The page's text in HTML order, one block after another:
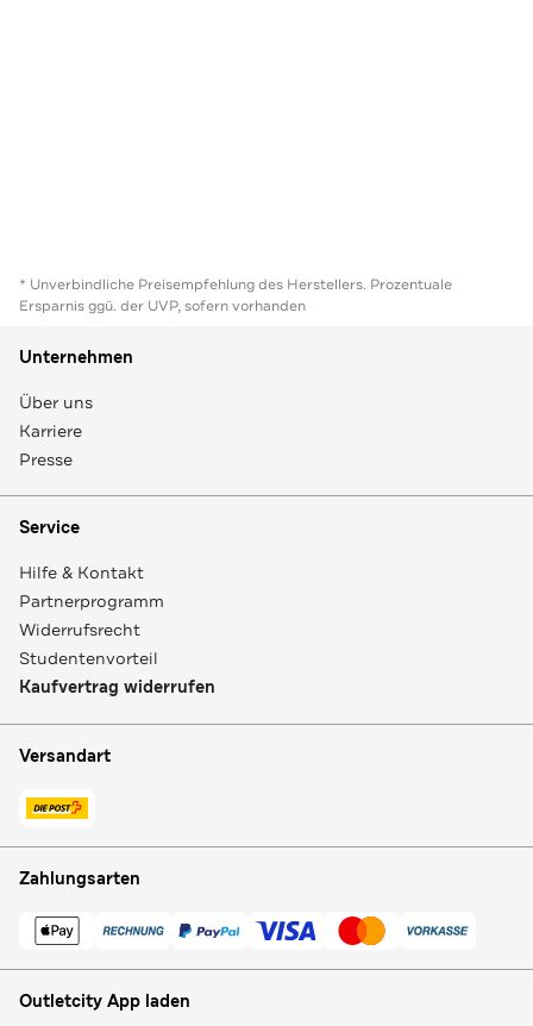
* Unverbindliche Preisempfehlung des Herstellers. Prozentuale
Ersparnis ggü. der UVP, sofern vorhanden
Unternehmen
Über uns
Karriere
Presse
Service
Hilfe & Kontakt
Partnerprogramm
Widerrufsrecht
Studentenvorteil
Kaufvertrag widerrufen
Versandart
Zahlungsarten
Outletcity App laden